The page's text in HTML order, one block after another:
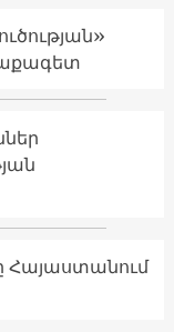
Հայաստանում